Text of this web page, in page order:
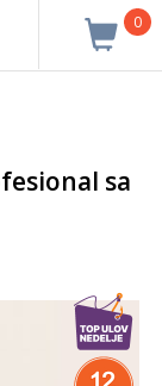
0
sa